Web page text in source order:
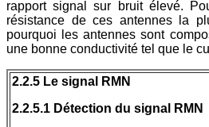
rapport signal sur bruit élevé.
résistance de ces antennes la
pourquoi les antennes sont
une bonne conductivité tel que le
2.2.5 Le signal RMN
2.2.5.1 Détection du signal RMN